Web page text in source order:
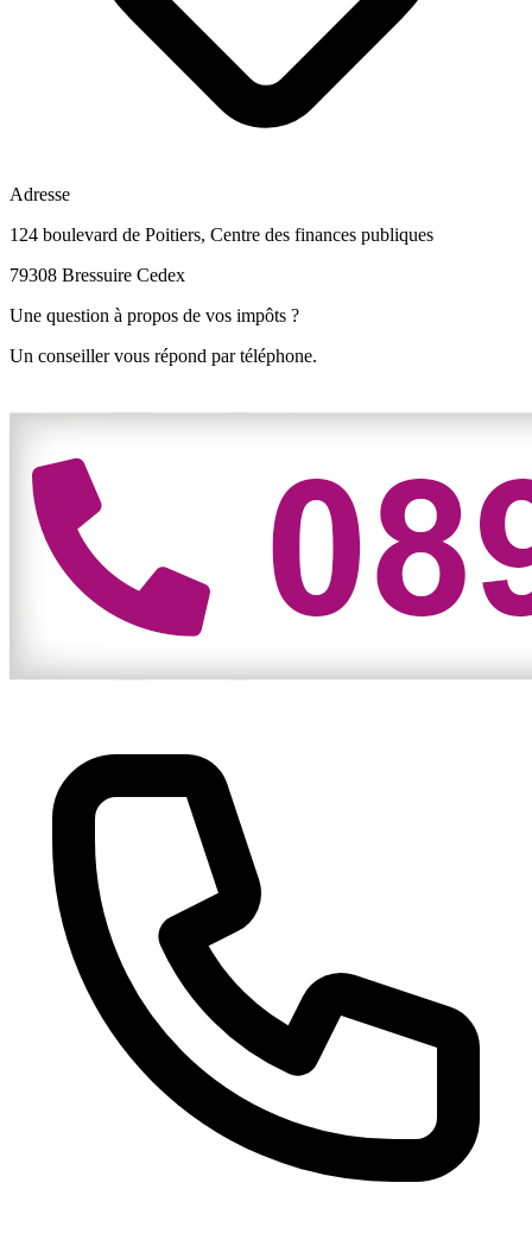
Adresse
124 boulevard de Poitiers, Centre des finances publiques
79308 Bressuire Cedex
Une question à propos de vos impôts ?
Un conseiller vous répond par téléphone.